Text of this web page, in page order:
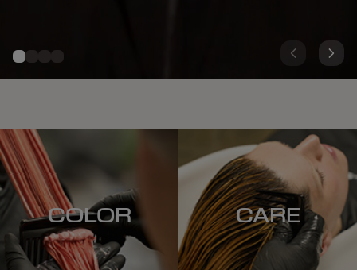
COLOR CARE